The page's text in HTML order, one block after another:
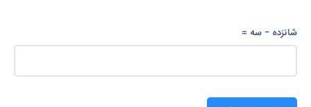
شانزده − سه =